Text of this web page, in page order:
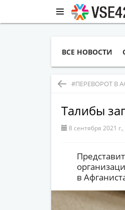
ВСЕ НОВОСТИ
#ПЕРЕВОРОТ В
Талибы
8 сентября 2021
в